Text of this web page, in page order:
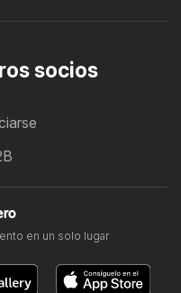
socios
en un solo lugar